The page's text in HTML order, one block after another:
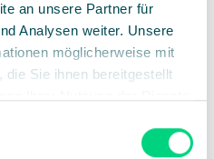
an unsere Partner für
Analysen weiter. Unsere
möglicherweise mit
Sie ihnen bereitgestellt
in eine langfristige
Partner oder interne
zeigen
Alle Interaktionen
und analysieren – so lässt